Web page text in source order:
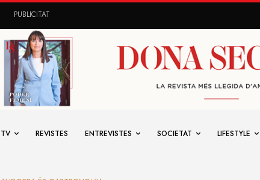
PUBLICITAT
TV REVISTES ENTREVISTES SOCIETAT LIFESTYLE